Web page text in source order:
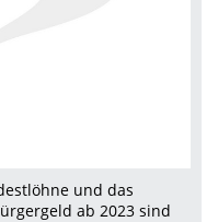
und das
ab 2023 sind